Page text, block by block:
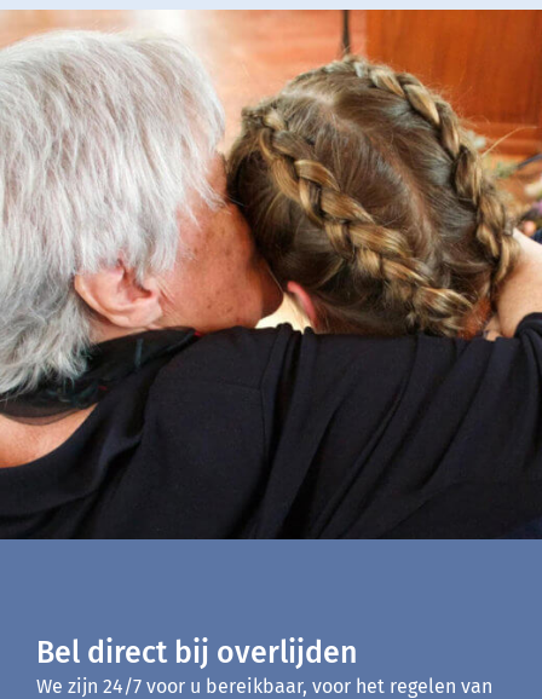
Bel direct bij overlijden
We zijn 24/7 voor u bereikbaar, voor het regelen van